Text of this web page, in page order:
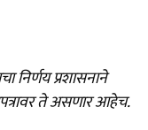
निर्णय प्रशासनाने
ते असणार आहेच.